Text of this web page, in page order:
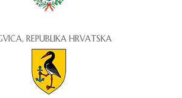
REPUBLIKA HRVATSKA